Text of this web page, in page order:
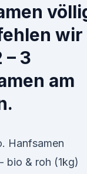
wir
– 3
am
Hanfsamen
bio & roh (1kg)